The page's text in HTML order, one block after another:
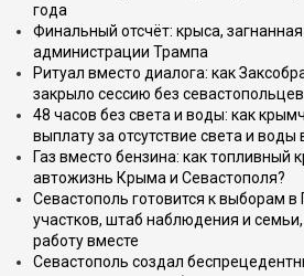
года
Финальный отсчёт: крыса,
администрации Трампа
Ритуал вместо диалога: как
закрыло сессию без севастопольцев
48 часов без света и воды: как
выплату за отсутствие света и
Газ вместо бензина: как топливный
автожизнь Крыма и Севастополя?
Севастополь готовится к выборам в
участков, штаб наблюдения и
работу вместе
Севастополь создал